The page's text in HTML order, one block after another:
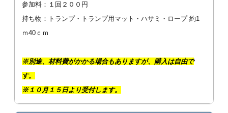
参加料：１回２００円
持ち物：トランプ・トランプ用マット・ハサミ・ロープ 約1
ｍ40ｃｍ
※別途、材料費がかかる場合もありますが、購入は自由で
す。
※１０月１５日より受付します。